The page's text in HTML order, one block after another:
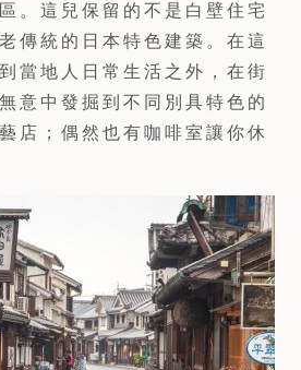
。這兒保留的不是白壁住宅
傳統的日本特色建築。在這
當地人日常生活之外，在街
意中發掘到不同別具特色的
店；偶然也有咖啡室讓你休